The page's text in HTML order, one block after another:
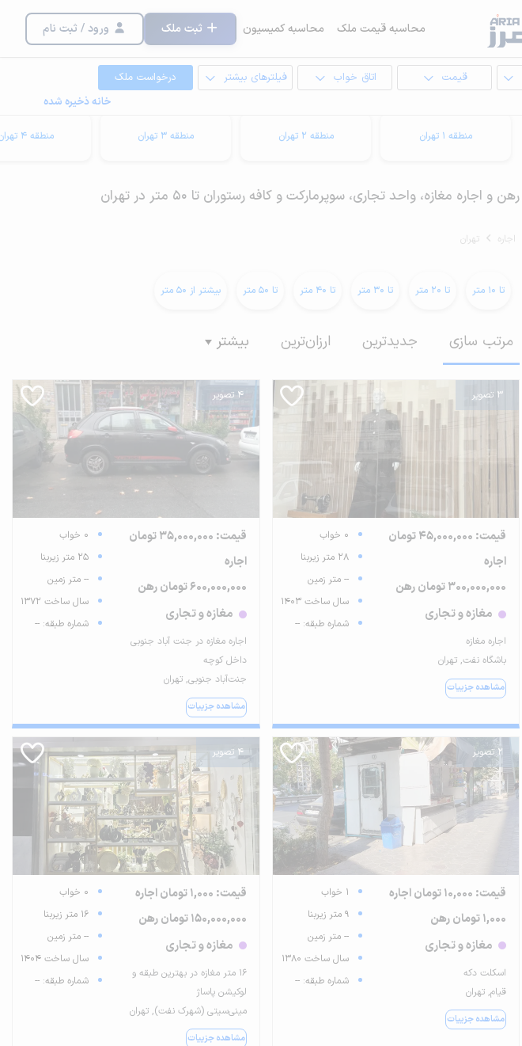
محاسبه قیمت ملک محاسبه کمیسیون ثبت ملک ورود / ثبت نام
قیمت اتاق خواب فیلترهای بیشتر
درخواست ملک
خانه ذخیره شده
منطقه 1 تهران منطقه 2 تهران منطقه 3 تهران منطقه 4 تهران
رهن و اجاره مغازه، واحد تجاری، سوپرمارکت و کافه رستوران تا 50 متر در تهران
اجاره تهران
تا 10 متر تا 20 متر تا 30 متر تا 40 متر تا 50 متر بیشتر از 50 متر
مرتب سازی جدیدترین ارزان‌ترین بیشتر
3 تصویر
قیمت: 45,000,000 تومان
اجاره
300,000,000 تومان رهن
مغازه و تجاری
اجاره مغازه
باشگاه نفت, تهران
مشاهده جزییات
0 خواب
28 متر زیربنا
-- متر زمین
سال ساخت 1403
شماره طبقه: --
4 تصویر
قیمت: 35,000,000 تومان
اجاره
600,000,000 تومان رهن
مغازه و تجاری
اجاره مغازه در جنت آباد جنوبی
داخل کوچه
جنت‌آباد جنوبی, تهران
مشاهده جزییات
0 خواب
25 متر زیربنا
-- متر زمین
سال ساخت 1372
شماره طبقه: --
2 تصویر
قیمت: 10,000 تومان اجاره
1,000 تومان رهن
مغازه و تجاری
اسکلت دکه
قیام, تهران
مشاهده جزییات
1 خواب
9 متر زیربنا
-- متر زمین
سال ساخت 1380
شماره طبقه: --
4 تصویر
قیمت: 1,000 تومان اجاره
150,000,000 تومان رهن
مغازه و تجاری
۱۶ متر مغازه در بهترین طبقه و
لوکیشن پاساژ
مینی‌سیتی (شهرک نفت), تهران
مشاهده جزییات
0 خواب
16 متر زیربنا
-- متر زمین
سال ساخت 1404
شماره طبقه: --